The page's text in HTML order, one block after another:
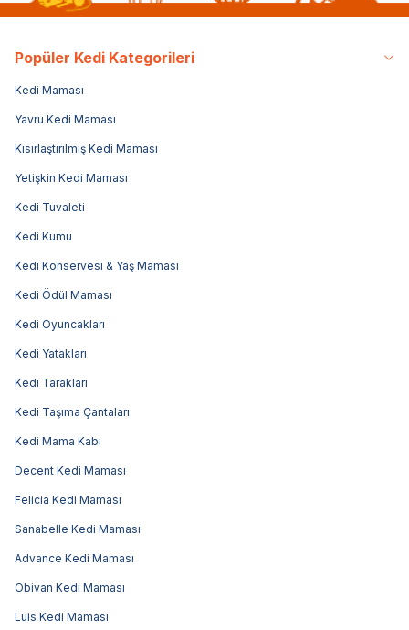
Popüler Kedi Kategorileri
Kedi Maması
Yavru Kedi Maması
Kısırlaştırılmış Kedi Maması
Yetişkin Kedi Maması
Kedi Tuvaleti
Kedi Kumu
Kedi Konservesi & Yaş Maması
Kedi Ödül Maması
Kedi Oyuncakları
Kedi Yatakları
Kedi Tarakları
Kedi Taşıma Çantaları
Kedi Mama Kabı
Decent Kedi Maması
Felicia Kedi Maması
Sanabelle Kedi Maması
Advance Kedi Maması
Obivan Kedi Maması
Luis Kedi Maması